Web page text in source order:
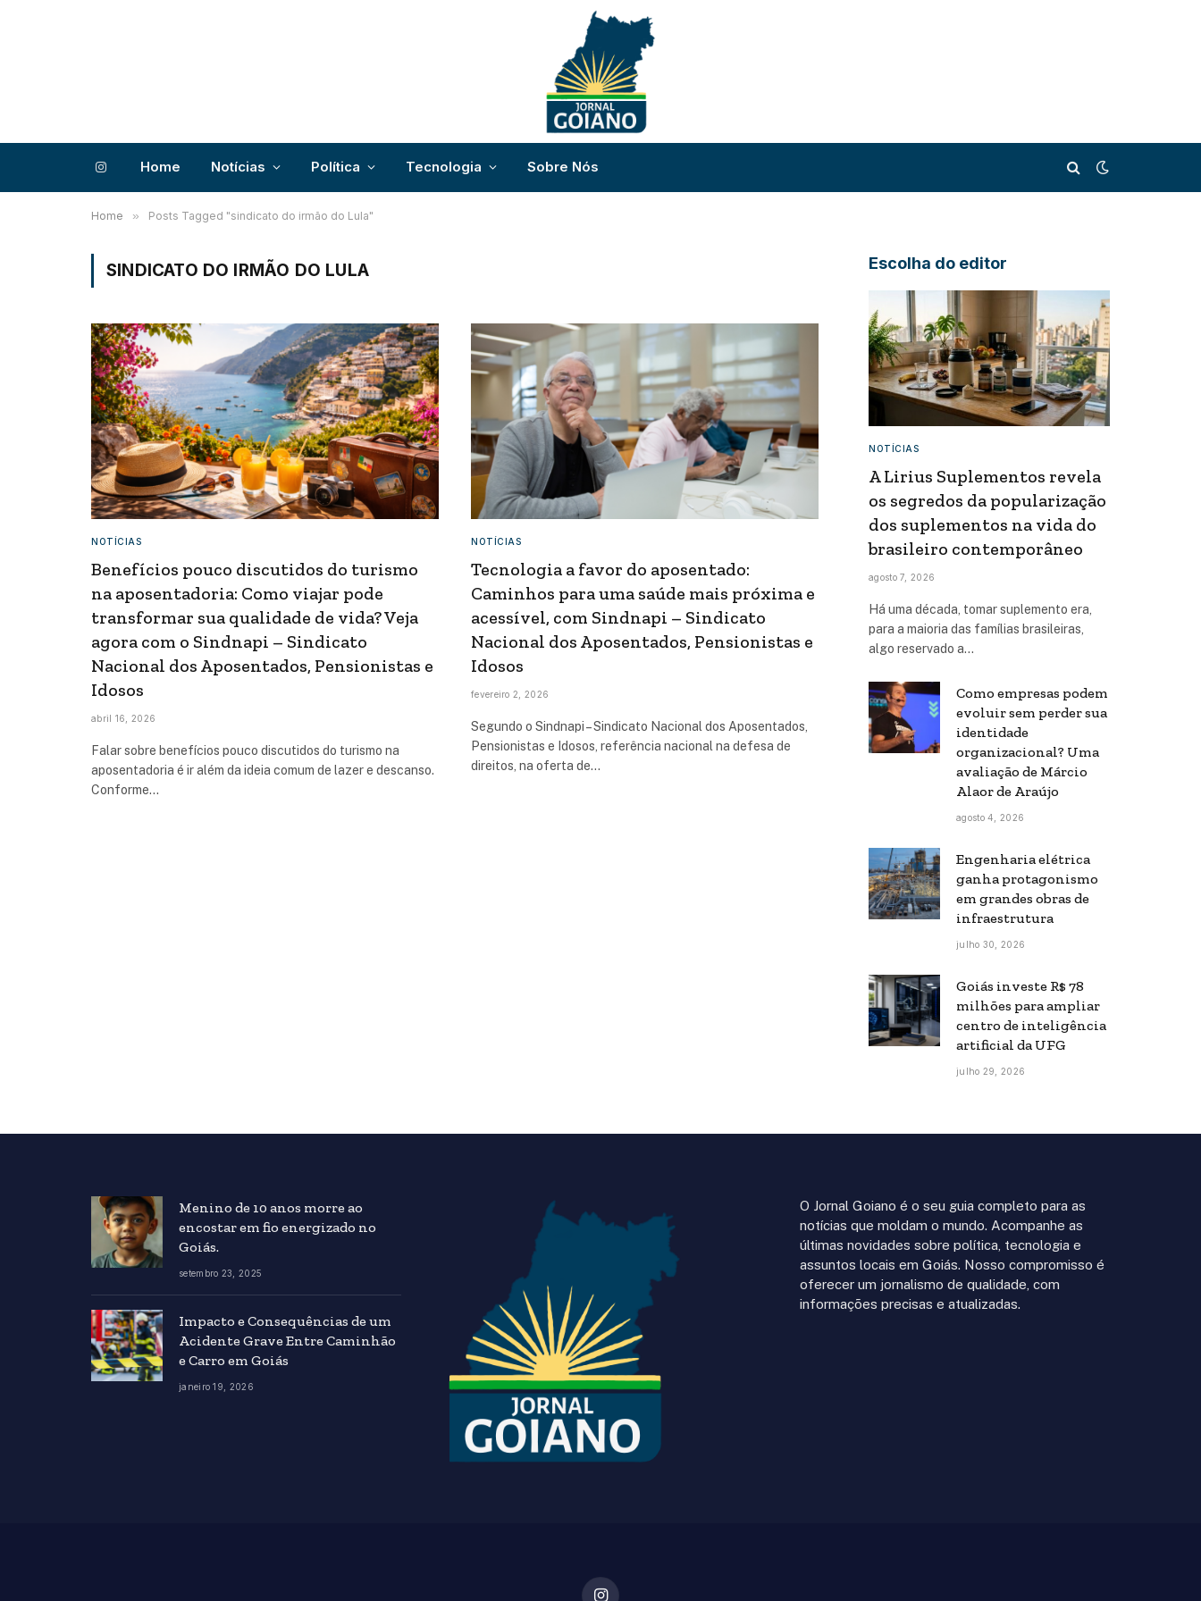
InstagramHome Notícias Política Tecnologia Sobre Nós
Home » Posts Tagged "sindicato do irmão do Lula"
SINDICATO DO IRMÃO DO LULA
NOTÍCIAS
Benefícios pouco discutidos do turismo
na aposentadoria: Como viajar pode
transformar sua qualidade de vida? Veja
agora com o Sindnapi – Sindicato
Nacional dos Aposentados, Pensionistas e
Idosos
abril 16, 2026
Falar sobre benefícios pouco discutidos do turismo na
aposentadoria é ir além da ideia comum de lazer e descanso.
Conforme…
NOTÍCIAS
Tecnologia a favor do aposentado:
Caminhos para uma saúde mais próxima e
acessível, com Sindnapi – Sindicato
Nacional dos Aposentados, Pensionistas e
Idosos
fevereiro 2, 2026
Segundo o Sindnapi – Sindicato Nacional dos Aposentados,
Pensionistas e Idosos, referência nacional na defesa de
direitos, na oferta de…
Escolha do editor
NOTÍCIAS
A Lirius Suplementos revela
os segredos da popularização
dos suplementos na vida do
brasileiro contemporâneo
agosto 7, 2026
Há uma década, tomar suplemento era,
para a maioria das famílias brasileiras,
algo reservado a…
Como empresas podem
evoluir sem perder sua
identidade
organizacional? Uma
avaliação de Márcio
Alaor de Araújo
agosto 4, 2026
Engenharia elétrica
ganha protagonismo
em grandes obras de
infraestrutura
julho 30, 2026
Goiás investe R$ 78
milhões para ampliar
centro de inteligência
artificial da UFG
julho 29, 2026
Menino de 10 anos morre ao
encostar em fio energizado no
Goiás.
setembro 23, 2025
Impacto e Consequências de um
Acidente Grave Entre Caminhão
e Carro em Goiás
janeiro 19, 2026
O Jornal Goiano é o seu guia completo para as
notícias que moldam o mundo. Acompanhe as
últimas novidades sobre política, tecnologia e
assuntos locais em Goiás. Nosso compromisso é
oferecer um jornalismo de qualidade, com
informações precisas e atualizadas.